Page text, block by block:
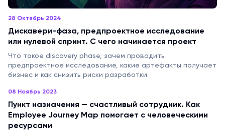
28 Октябрь 2024
Дискавери-фаза, предпроектное исследование
или нулевой спринт. С чего начинается проект
Что такое discovery phase, зачем проводить
предпроектное исследование, какие артефакты получает
бизнес и как снизить риски разработки.
08 Ноябрь 2023
Пункт назначения — счастливый сотрудник. Как
Employee Journey Map помогает с человеческими
ресурсами